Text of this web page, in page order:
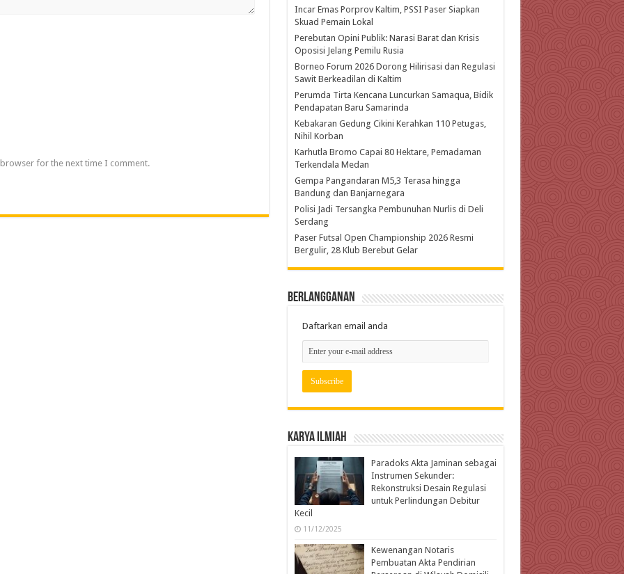
for the next time I comment.
Incar Emas Porprov Kaltim, PSSI Paser Siapkan
Skuad Pemain Lokal
Perebutan Opini Publik: Narasi Barat dan Krisis
Oposisi Jelang Pemilu Rusia
Borneo Forum 2026 Dorong Hilirisasi dan Regulasi
Sawit Berkeadilan di Kaltim
Perumda Tirta Kencana Luncurkan Samaqua, Bidik
Pendapatan Baru Samarinda
Kebakaran Gedung Cikini Kerahkan 110 Petugas,
Nihil Korban
Karhutla Bromo Capai 80 Hektare, Pemadaman
Terkendala Medan
Gempa Pangandaran M5,3 Terasa hingga
Bandung dan Banjarnegara
Polisi Jadi Tersangka Pembunuhan Nurlis di Deli
Serdang
Paser Futsal Open Championship 2026 Resmi
Bergulir, 28 Klub Berebut Gelar
Berlangganan
Daftarkan email anda
Karya Ilmiah
Paradoks Akta Jaminan sebagai
Instrumen Sekunder:
Rekonstruksi Desain Regulasi
untuk Perlindungan Debitur
Kecil
11/12/2025
Kewenangan Notaris
Pembuatan Akta Pendirian